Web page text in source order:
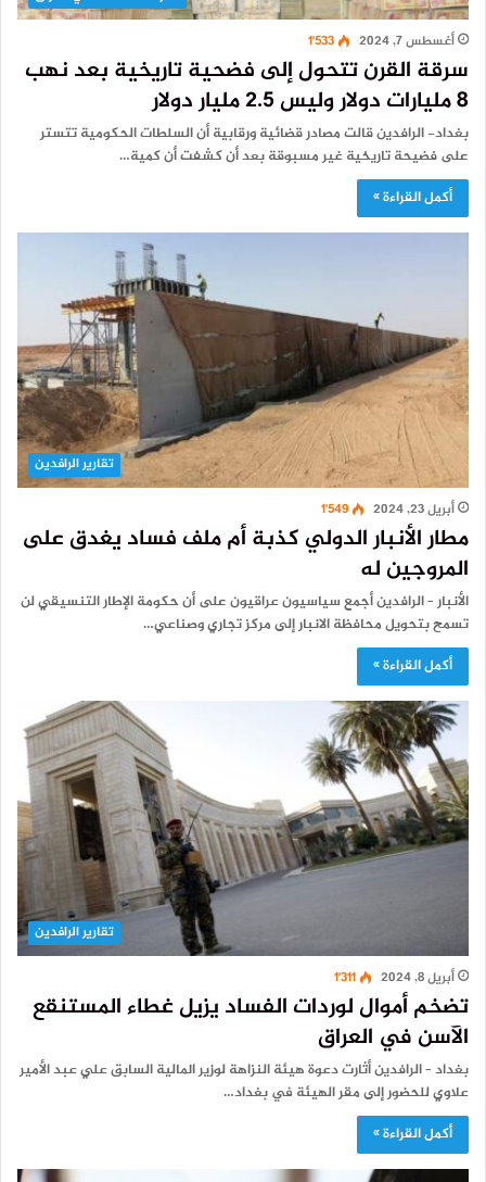
أغسطس 7, 2024
1٬533
سرقة القرن تتحول إلى فضحية تاريخية بعد نهب
8 مليارات دولار وليس 2.5 مليار دولار
بغداد- الرافدين قالت مصادر قضائية ورقابية أن السلطات الحكومية تتستر
على فضيحة تاريخية غير مسبوقة بعد أن كشفت أن كمية…
أكمل القراءة »
تقارير الرافدين
أبريل 23, 2024
1٬549
مطار الأنبار الدولي كذبة أم ملف فساد يغدق على
المروجين له
الأنبار – الرافدين أجمع سياسيون عراقيون على أن حكومة الإطار التنسيقي لن
تسمح بتحويل محافظة الانبار إلى مركز تجاري وصناعي…
أكمل القراءة »
تقارير الرافدين
أبريل 8, 2024
1٬311
تضخم أموال لوردات الفساد يزيل غطاء المستنقع
الآسن في العراق
بغداد – الرافدين أثارت دعوة هيئة النزاهة لوزير المالية السابق علي عبد الأمير
علاوي للحضور إلى مقر الهيئة في بغداد…
أكمل القراءة »